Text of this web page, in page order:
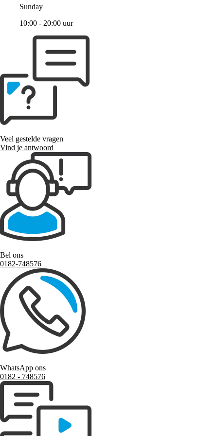
Sunday
10:00 - 20:00 uur
Veel gestelde vragen
Vind je antwoord
Bel ons
0182-748576
WhatsApp ons
0182 ‑ 748576